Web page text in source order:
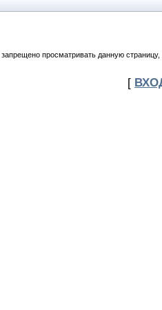
просматривать данную страницу,
[